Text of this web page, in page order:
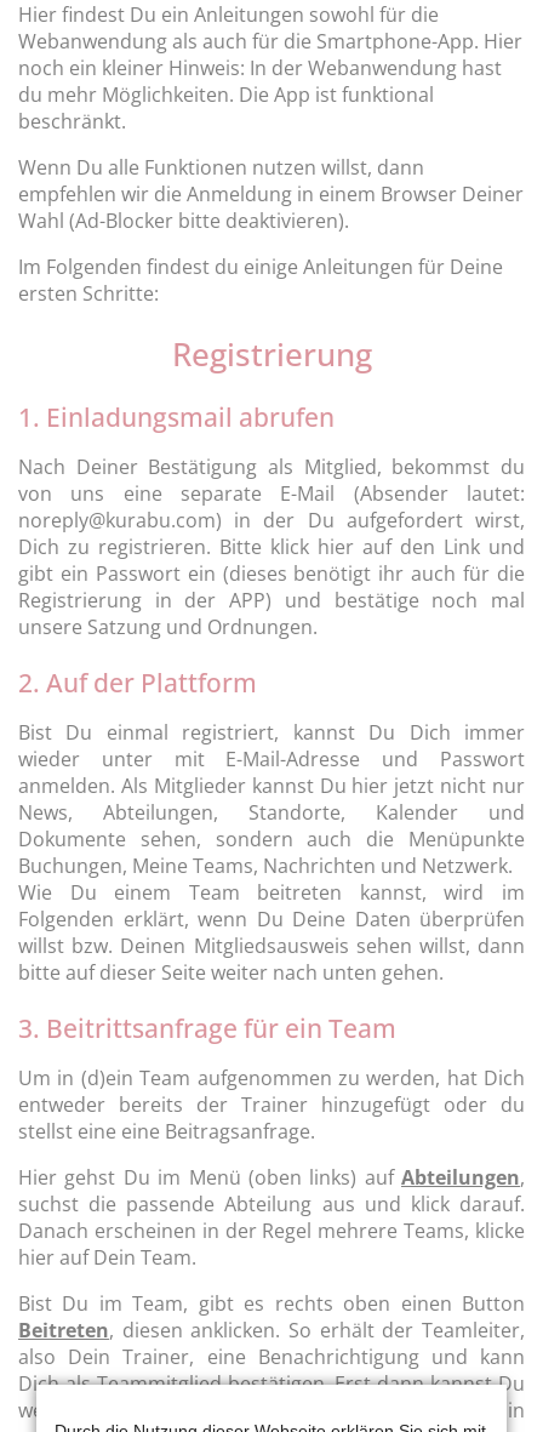
Hier findest Du ein Anleitungen sowohl für die
Webanwendung als auch für die Smartphone-App. Hier
noch ein kleiner Hinweis: In der Webanwendung hast
du mehr Möglichkeiten. Die App ist funktional
beschränkt.
Wenn Du alle Funktionen nutzen willst, dann
empfehlen wir die Anmeldung in einem Browser Deiner
Wahl (Ad-Blocker bitte deaktivieren).
Im Folgenden findest du einige Anleitungen für Deine
ersten Schritte:
Registrierung
1. Einladungsmail abrufen
Nach Deiner Bestätigung als Mitglied, bekommst du
von uns eine separate E-Mail (Absender lautet:
noreply@kurabu.com) in der Du aufgefordert wirst,
Dich zu registrieren. Bitte klick hier auf den Link und
gibt ein Passwort ein (dieses benötigt ihr auch für die
Registrierung in der APP) und bestätige noch mal
unsere Satzung und Ordnungen.
2. Auf der Plattform
Bist Du einmal registriert, kannst Du Dich immer
wieder unter mit E-Mail-Adresse und Passwort
anmelden. Als Mitglieder kannst Du hier jetzt nicht nur
News, Abteilungen, Standorte, Kalender und
Dokumente sehen, sondern auch die Menüpunkte
Buchungen, Meine Teams, Nachrichten und Netzwerk.
Wie Du einem Team beitreten kannst, wird im
Folgenden erklärt, wenn Du Deine Daten überprüfen
willst bzw. Deinen Mitgliedsausweis sehen willst, dann
bitte auf dieser Seite weiter nach unten gehen.
3. Beitrittsanfrage für ein Team
Um in (d)ein Team aufgenommen zu werden, hat Dich
entweder bereits der Trainer hinzugefügt oder du
stellst eine eine Beitragsanfrage.
Hier gehst Du im Menü (oben links) auf Abteilungen,
suchst die passende Abteilung aus und klick darauf.
Danach erscheinen in der Regel mehrere Teams, klicke
hier auf Dein Team.
Bist Du im Team, gibt es rechts oben einen Button
Beitreten, diesen anklicken. So erhält der Teamleiter,
also Dein Trainer, eine Benachrichtigung und kann
Dich als Teammitglied bestätigen. Erst dann kannst Du
weitere Informationen sehen und Nachrichten in